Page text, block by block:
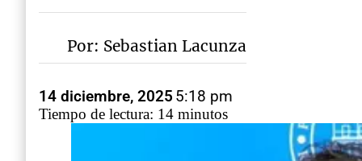
Por: Sebastian Lacunza
14 diciembre, 2025 5:18 pm
Tiempo de lectura: 14 minutos